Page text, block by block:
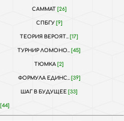
САММАТ [26]
СПБГУ [9]
ТЕОРИЯ ВЕРОЯТ.. [17]
ТУРНИР ЛОМОНО.. [45]
ТЮМКА [2]
ФОРМУЛА ЕДИНС.. [39]
ШАГ В БУДУЩЕЕ [33]
[44]